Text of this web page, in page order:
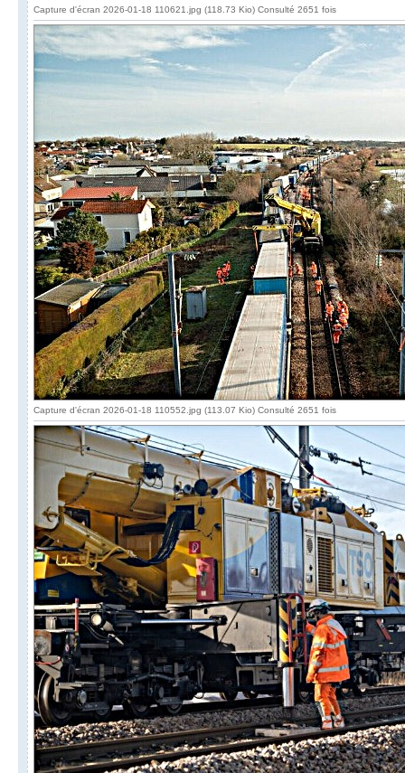
Capture d'écran 2026-01-18 110621.jpg (118.73 Kio) Consulté 2651 fois
Capture d'écran 2026-01-18 110552.jpg (113.07 Kio) Consulté 2651 fois